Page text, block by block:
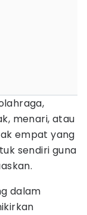
menari, atau
empat yang
sendiri guna
dalam